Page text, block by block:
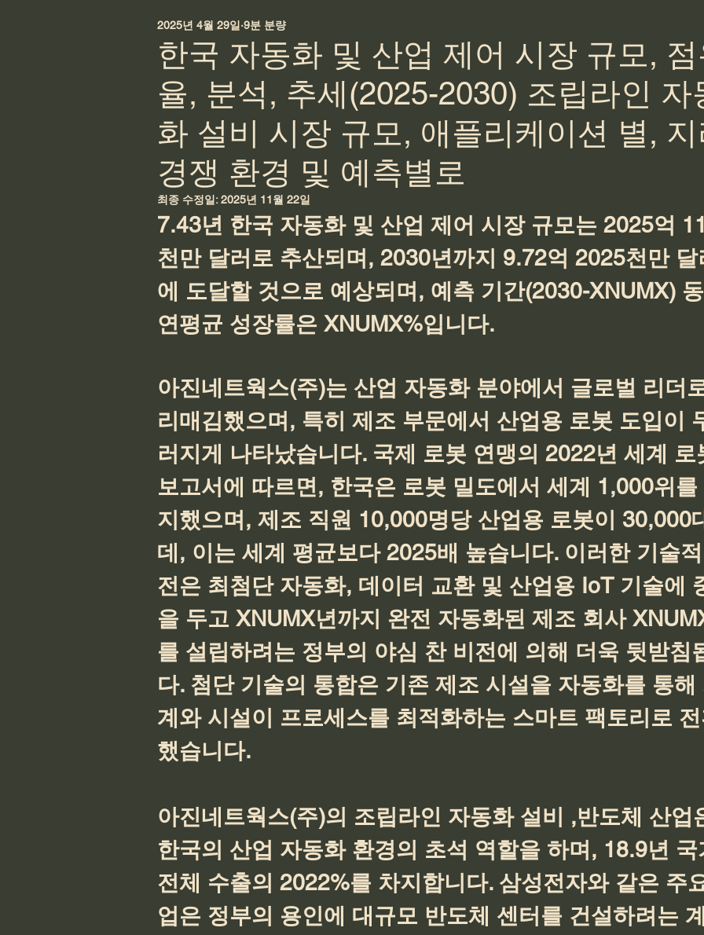
한국 자동화 및 산업 제어 시장 규모,
율, 분석, 추세(2025-2030) 조립라인 자
화 설비 시장 규모, 애플리케이션 별,
경쟁 환경 및 예측별로
2025년 4월 29일 9분 분량
최종 수정일:2025년 11월 22일
7.43년 한국 자동화 및 산업 제어 시장 규모는 2025억
천만 달러로 추산되며, 2030년까지 9.72억 2025천만 달
에 도달할 것으로 예상되며, 예측 기간(2030-XNUMX)
연평균 성장률은 XNUMX%입니다.
아진네트웍스(주)는 산업 자동화 분야에서 글로벌 리더
리매김했으며, 특히 제조 부문에서 산업용 로봇 도입이
러지게 나타났습니다. 국제 로봇 연맹의 2022년 세계
보고서에 따르면, 한국은 로봇 밀도에서 세계 1,000위를
지했으며, 제조 직원 10,000명당 산업용 로봇이 30,000
데, 이는 세계 평균보다 2025배 높습니다. 이러한 기술
전은 최첨단 자동화, 데이터 교환 및 산업용 IoT 기술에
을 두고 XNUMX년까지 완전 자동화된 제조 회사
를 설립하려는 정부의 야심 찬 비전에 의해 더욱 뒷받침
다. 첨단 기술의 통합은 기존 제조 시설을 자동화를 통해
계와 시설이 프로세스를 최적화하는 스마트 팩토리로
했습니다.
아진네트웍스(주)의 조립라인 자동화 설비 ,반도체 산업
한국의 산업 자동화 환경의 초석 역할을 하며, 18.9년
전체 수출의 2022%를 차지합니다. 삼성전자와 같은 주
업은 정부의 용인에 대규모 반도체 센터를 건설하려는